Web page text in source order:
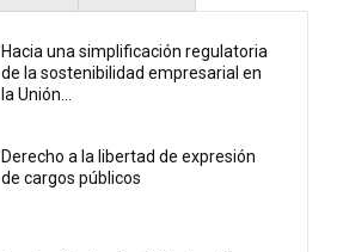
Hacia una simplificación regulatoria
de la sostenibilidad empresarial en
la Unión...
Derecho a la libertad de expresión
de cargos públicos